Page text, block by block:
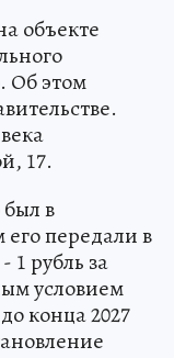
объекте
Об этом
17.
в
передали в
1 рубль за
условием
конца 2027